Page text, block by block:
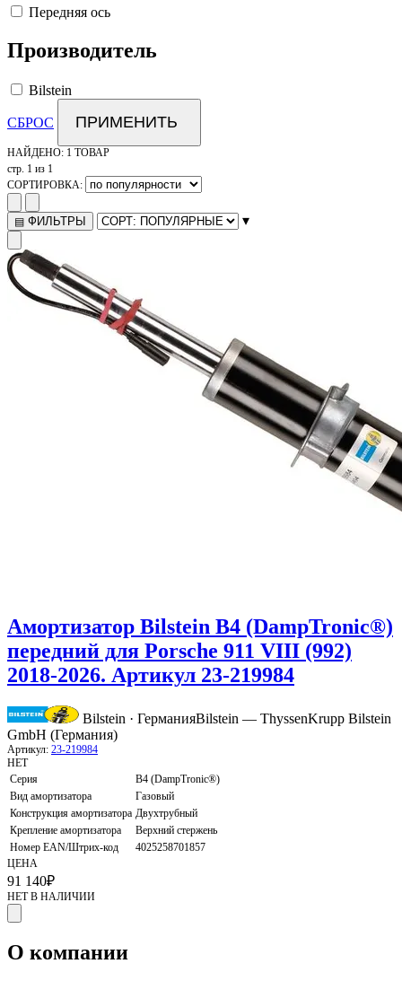
Передняя ось
Производитель
Bilstein
СБРОС ПРИМЕНИТЬ
НАЙДЕНО: 1 ТОВАР
стр. 1 из 1
СОРТИРОВКА:
▤ ФИЛЬТРЫ ▾
Амортизатор Bilstein B4 (DampTronic®)
передний для Porsche 911 VIII (992)
2018-2026. Артикул 23-219984
Bilstein · ГерманияBilstein — ThyssenKrupp Bilstein
GmbH (Германия)
Артикул: 23-219984
НЕТ
Серия
B4 (DampTronic®)
Вид амортизатора
Газовый
Конструкция амортизатора Двухтрубный
Крепление амортизатора
Верхний стержень
Номер EAN/Штрих-код
4025258701857
ЦЕНА
91 140₽
НЕТ В НАЛИЧИИ
О компании